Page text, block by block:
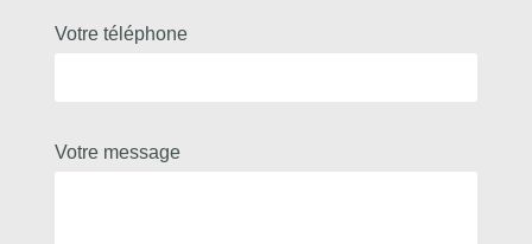
Votre téléphone
Votre message